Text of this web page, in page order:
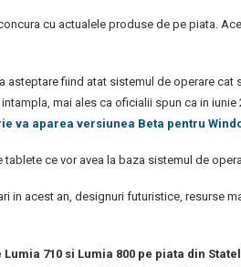
cu actualele produse de pe piata.
asteptare fiind atat sistemul de operare
mai ales ca oficialii spun ca in
va aparea versiunea Beta pentru
ce vor avea la baza sistemul de
in acest an, designuri futuristice, resurse
710 si Lumia 800 pe piata din